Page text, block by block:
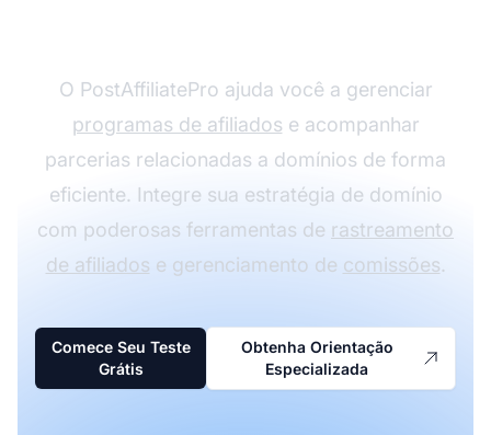
O PostAffiliatePro ajuda você a gerenciar
programas de afiliados e acompanhar
parcerias relacionadas a domínios de forma
eficiente. Integre sua estratégia de domínio
com poderosas ferramentas de rastreamento
de afiliados e gerenciamento de comissões.
Comece Seu Teste
Grátis
Obtenha Orientação
Especializada